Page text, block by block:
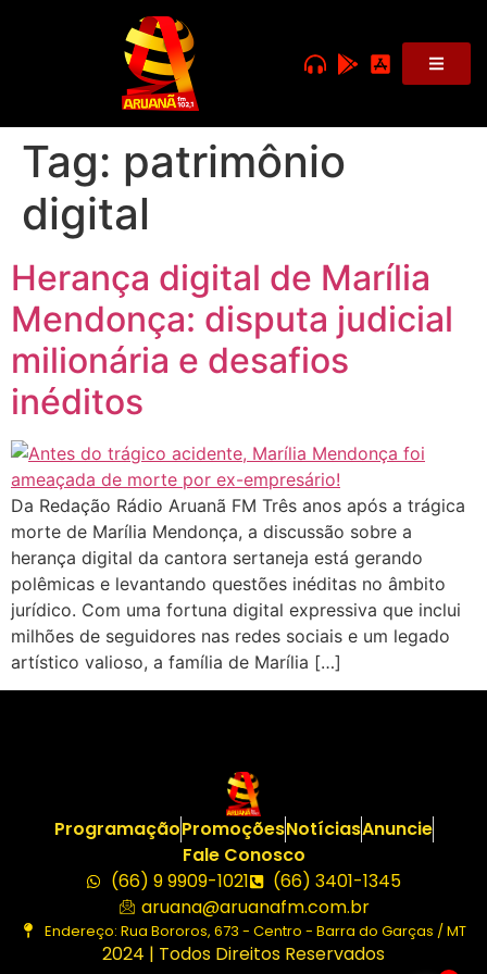
Tag: patrimônio
digital
Herança digital de Marília
Mendonça: disputa judicial
milionária e desafios
inéditos
Da Redação Rádio Aruanã FM Três anos após a trágica
morte de Marília Mendonça, a discussão sobre a
herança digital da cantora sertaneja está gerando
polêmicas e levantando questões inéditas no âmbito
jurídico. Com uma fortuna digital expressiva que inclui
milhões de seguidores nas redes sociais e um legado
artístico valioso, a família de Marília […]
ProgramaçãoPromoçõesNotíciasAnuncie
Fale Conosco
(66) 9 9909-1021
(66) 3401-1345
aruana@aruanafm.com.br
Endereço: Rua Bororos, 673 - Centro - Barra do Garças / MT
2024 | Todos Direitos Reservados